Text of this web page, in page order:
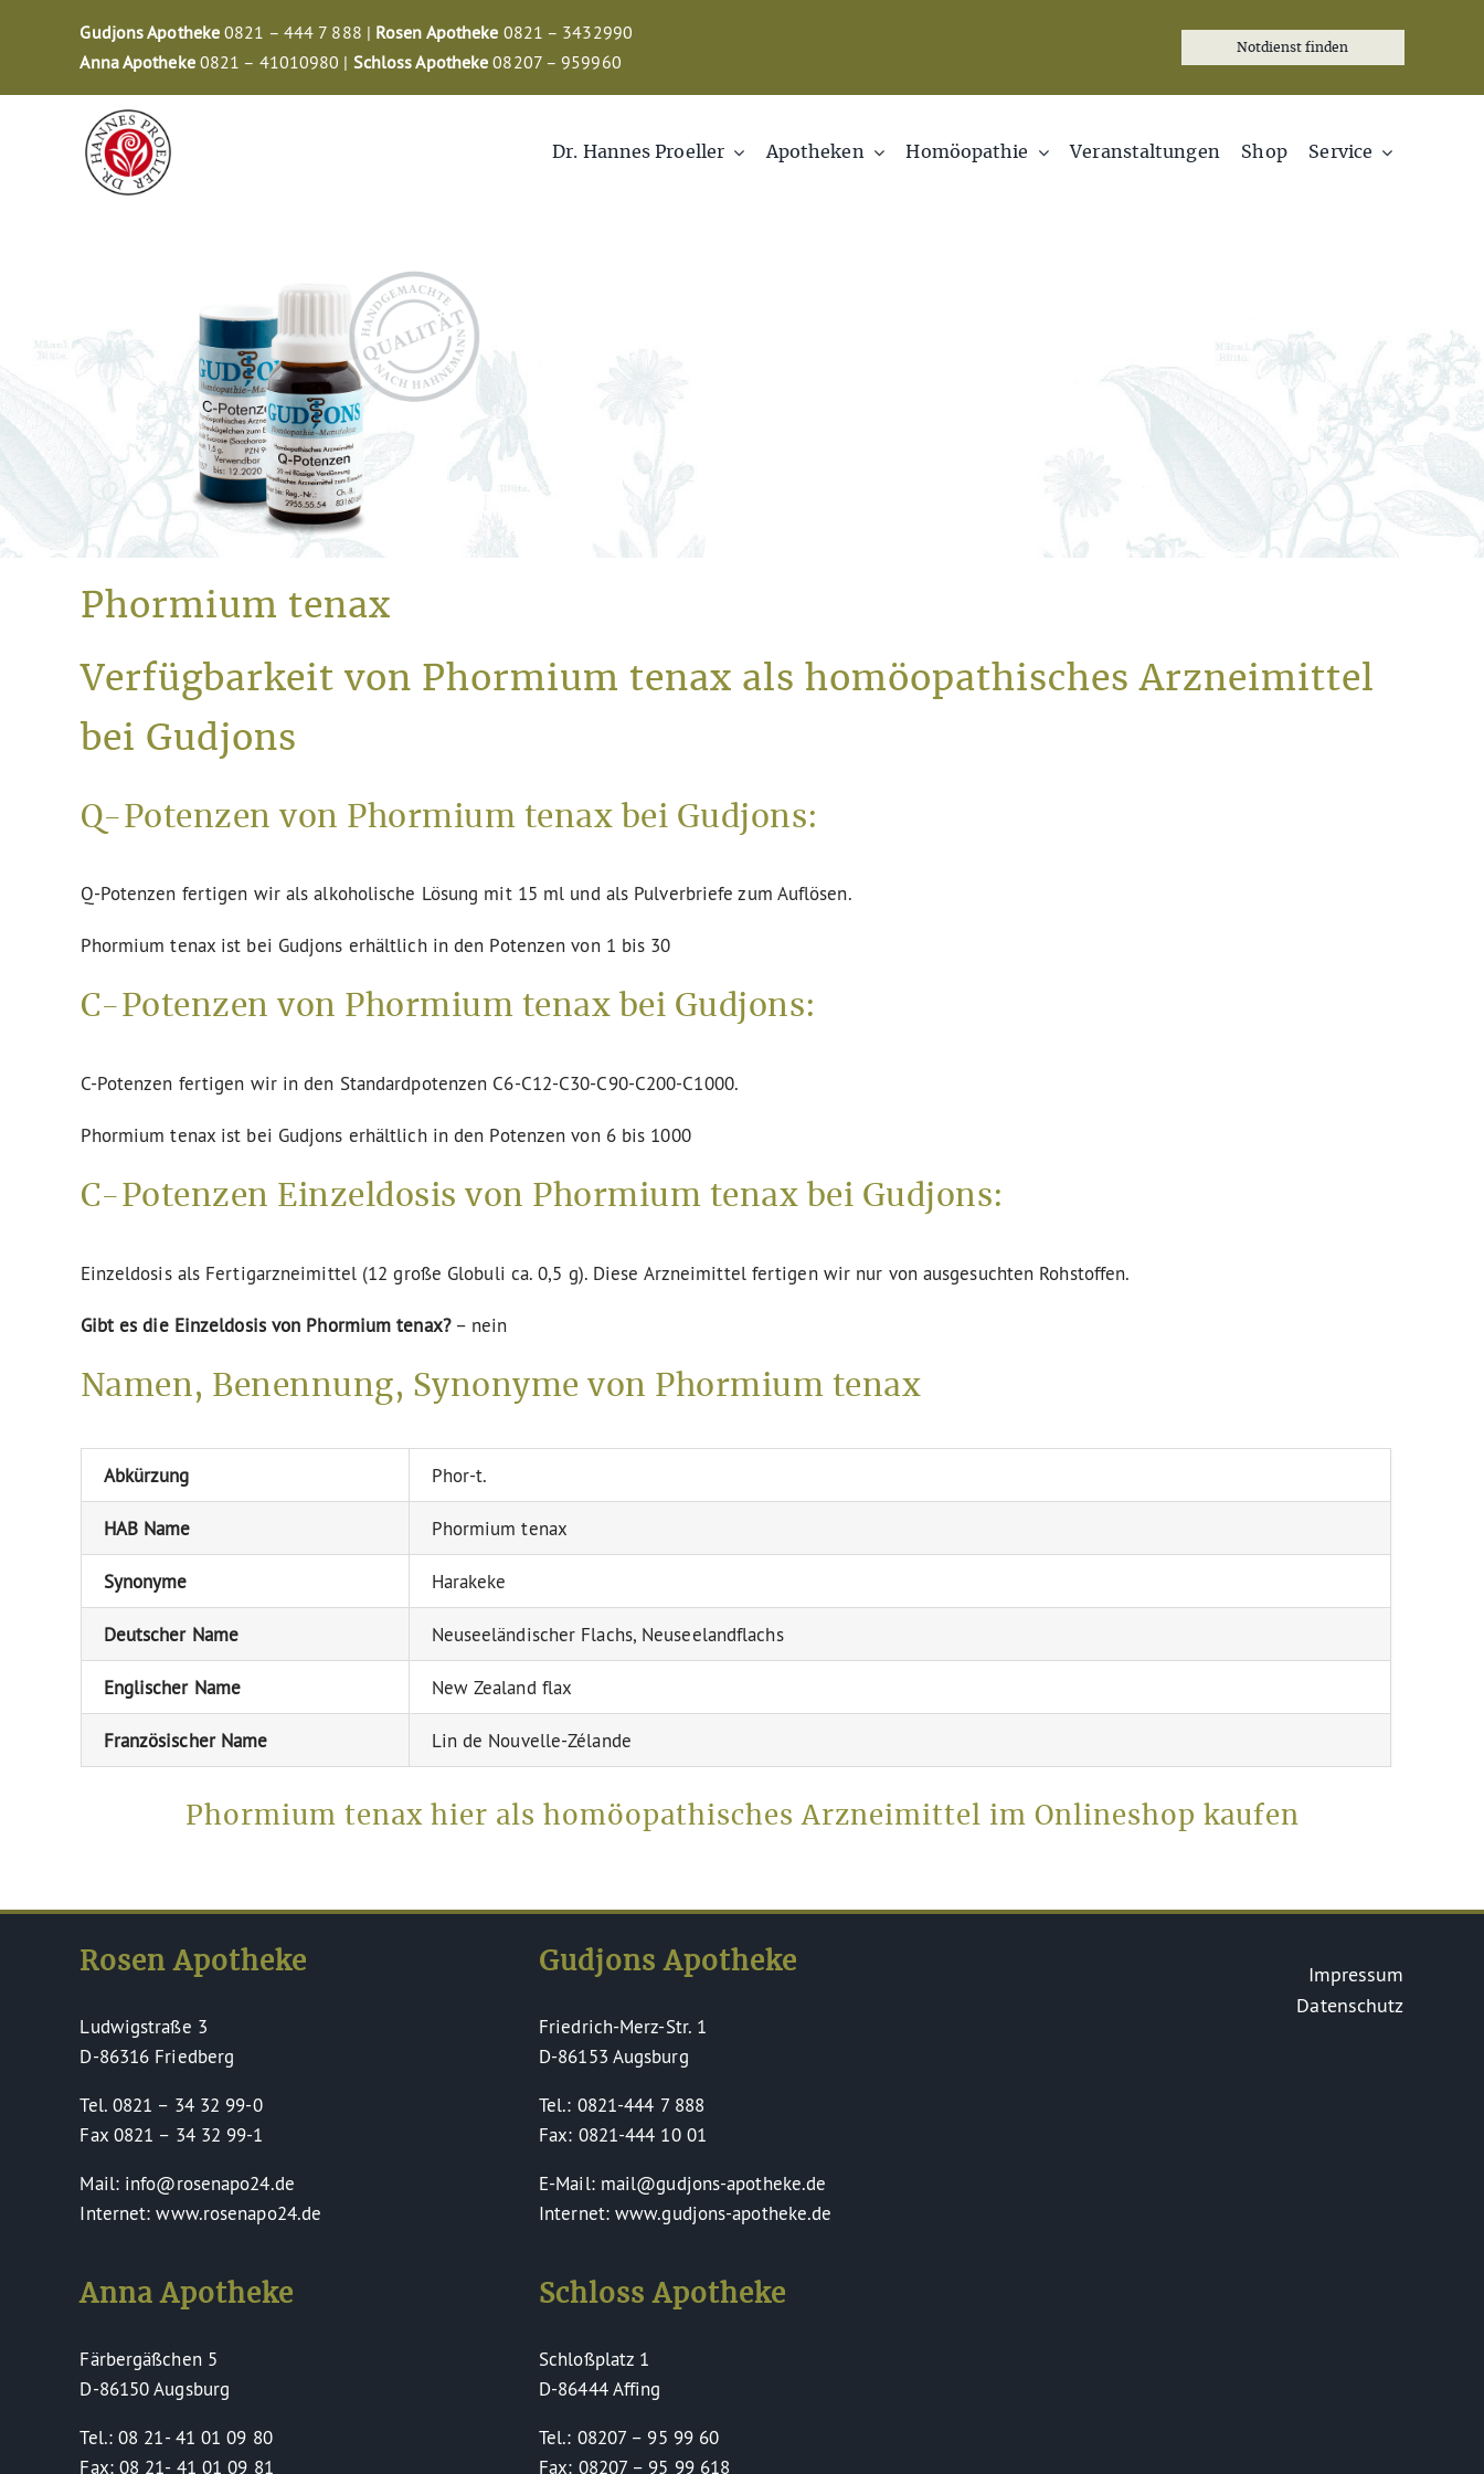
Gudjons Apotheke 0821 – 444 7 888 | Rosen Apotheke 0821 – 3432990
Anna Apotheke0821 – 41010980 | Schloss Apotheke 08207 – 959960
Notdienst finden
Dr. Hannes Proeller Apotheken Homöopathie Veranstaltungen Shop Service
Phormium tenax
Verfügbarkeit von Phormium tenax als homöopathisches Arzneimittel
bei Gudjons
Q-Potenzen von Phormium tenax bei Gudjons:
Q-Potenzen fertigen wir als alkoholische Lösung mit 15 ml und als Pulverbriefe zum Auflösen.
Phormium tenax ist bei Gudjons erhältlich in den Potenzen von 1 bis 30
C-Potenzen von Phormium tenax bei Gudjons:
C-Potenzen fertigen wir in den Standardpotenzen C6-C12-C30-C90-C200-C1000.
Phormium tenax ist bei Gudjons erhältlich in den Potenzen von 6 bis 1000
C-Potenzen Einzeldosis von Phormium tenax bei Gudjons:
Einzeldosis als Fertigarzneimittel (12 große Globuli ca. 0,5 g). Diese Arzneimittel fertigen wir nur von ausgesuchten Rohstoffen.
Gibt es die Einzeldosis von Phormium tenax?– nein
Namen, Benennung, Synonyme von Phormium tenax
Abkürzung Phor-t.
HAB Name Phormium tenax
Synonyme Harakeke
Deutscher Name Neuseeländischer Flachs, Neuseelandflachs
Englischer Name New Zealand flax
Französischer Name Lin de Nouvelle-Zélande
Phormium tenax hier als homöopathisches Arzneimittel im Onlineshop kaufen
Rosen Apotheke
Ludwigstraße 3
D-86316 Friedberg
Tel. 0821 – 34 32 99-0
Fax 0821 – 34 32 99-1
Mail: info@rosenapo24.de
Internet: www.rosenapo24.de
Anna Apotheke
Färbergäßchen 5
D-86150 Augsburg
Tel.: 08 21- 41 01 09 80
Fax: 08 21- 41 01 09 81
Gudjons Apotheke
Friedrich-Merz-Str. 1
D-86153 Augsburg
Tel.: 0821-444 7 888
Fax: 0821-444 10 01
E-Mail: mail@gudjons-apotheke.de
Internet: www.gudjons-apotheke.de
Schloss Apotheke
Schloßplatz 1
D-86444 Affing
Tel.: 08207 – 95 99 60
Fax: 08207 – 95 99 618
Impressum
Datenschutz